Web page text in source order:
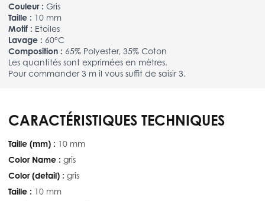
Couleur : Gris
Taille : 10 mm
Motif : Etoiles
Lavage : 60°C
Composition : 65% Polyester, 35% Coton
Les quantités sont exprimées en mètres.
Pour commander 3 m il vous suffit de saisir 3.
CARACTÉRISTIQUES TECHNIQUES
Taille (mm) : 10 mm
Color Name : gris
Color (detail) : gris
Taille : 10 mm